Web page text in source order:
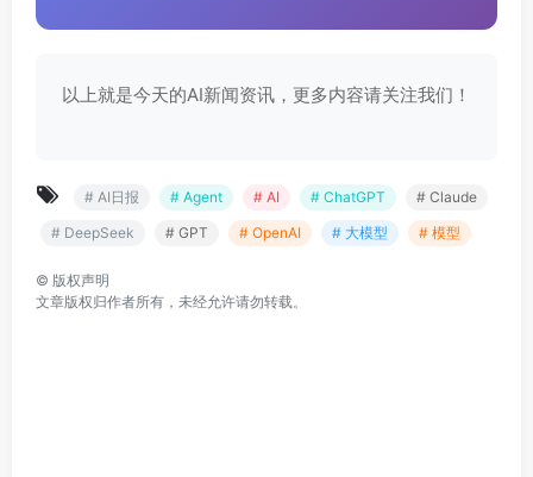
以上就是今天的AI新闻资讯，更多内容请关注我们！
# AI日报 # Agent # AI # ChatGPT
# Claude
# DeepSeek
# GPT # OpenAI # 大模型 # 模型
© 版权声明
文章版权归作者所有，未经允许请勿转载。